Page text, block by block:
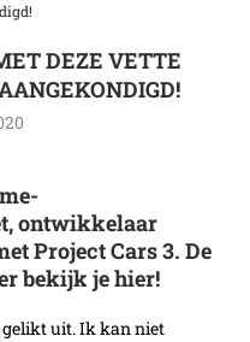
DEZE VETTE
ontwikkelaar
Project Cars 3. De
bekijk je hier!
gelikt uit. Ik kan niet